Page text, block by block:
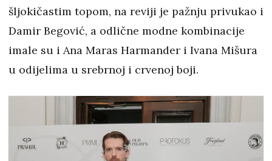
šljokičastim topom, na reviji je pažnju privukao i
Damir Begović, a odlične modne kombinacije
imale su i Ana Maras Harmander i Ivana Mišura
u odijelima u srebrnoj i crvenoj boji.